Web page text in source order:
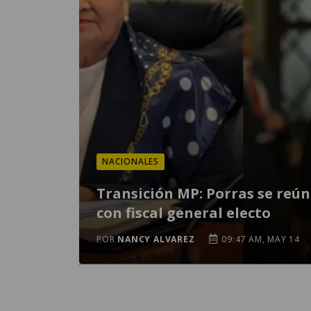
NACIONALES
Transición MP: Porras se
con fiscal general electo
PORNANCY ALVAREZ 09:47 AM, MAY 14